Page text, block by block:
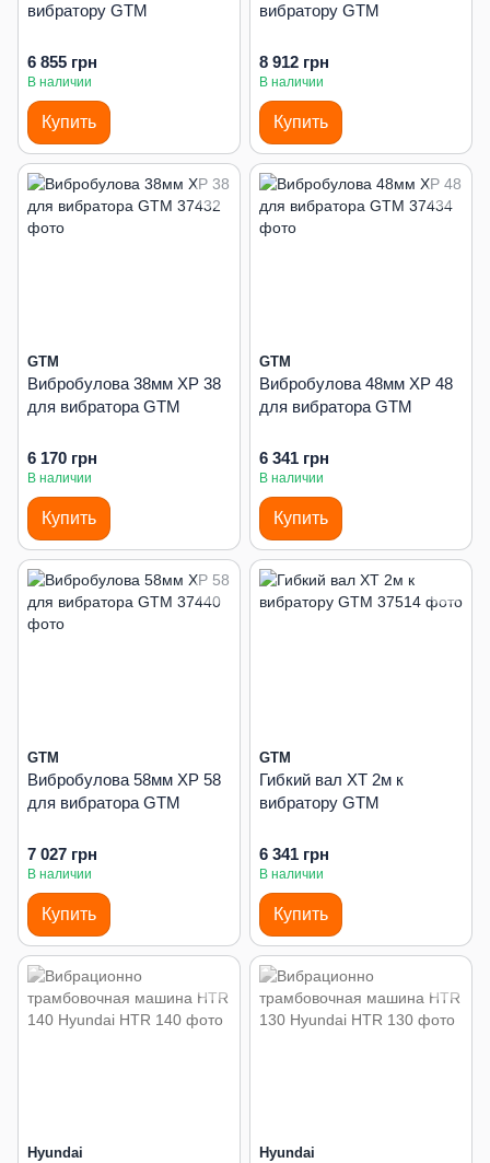
вибратору GTM
6 855 грн
В наличии
Купить
вибратору GTM
8 912 грн
В наличии
Купить
GTM
Вибробулова 38мм XP 38
для вибратора GTM
6 170 грн
В наличии
Купить
GTM
Вибробулова 48мм XP 48
для вибратора GTM
6 341 грн
В наличии
Купить
GTM
Вибробулова 58мм XP 58
для вибратора GTM
7 027 грн
В наличии
Купить
GTM
Гибкий вал XT 2м к
вибратору GTM
6 341 грн
В наличии
Купить
Hyundai Hyundai